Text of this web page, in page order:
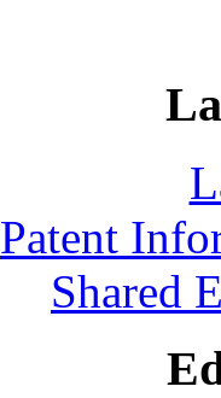
Patent
Shared